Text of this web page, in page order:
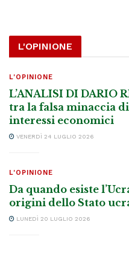
L'OPINIONE
L'OPINIONE
L’ANALISI DI DARIO
tra la falsa minaccia
interessi economici
VENERDÌ 24 LUGLIO 2026
L'OPINIONE
Da quando esiste
origini dello Stato
LUNEDÌ 20 LUGLIO 2026